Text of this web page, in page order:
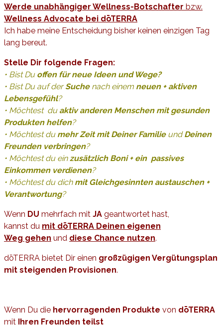
Werde unabhängiger Wellness-Botschafter bzw.
Wellness Advocate bei dōTERRA
Ich habe meine Entscheidung bisher keinen einzigen Tag
lang bereut.
Stelle Dir folgende Fragen:
• Bist Du offen für neue Ideen und Wege?
• Bist Du auf derSuchenach einem neuen + aktiven
Lebensgefühl?
• Möchtest du aktiv anderen Menschen mit gesunden
Produkten helfen?
• Möchtest du mehr Zeit mit Deiner FamilieundDeinen
Freunden verbringen?
• Möchtest du einzusätzlich Boni + ein passives
Einkommen verdienen?
• Möchtest du dich mit Gleichgesinnten austauschen +
Verantwortung?
Wenn DU mehrfach mit JA geantwortet hast,
kannst du mit dōTERRA Deinen eigenen
Weg gehen und diese Chance nutzen.
dōTERRA bietet Dir einen großzügigen Vergütungsplan
mit steigenden Provisionen.
Wenn Du die hervorragenden Produkte von dōTERRA
mit Ihren Freunden teilst